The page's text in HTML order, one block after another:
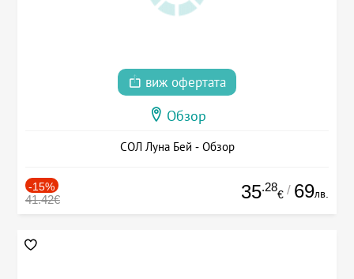
виж офертата
Обзор
СОЛ Луна Бей - Обзор
-15%
41.42€ 35.28
€ / 69лв.